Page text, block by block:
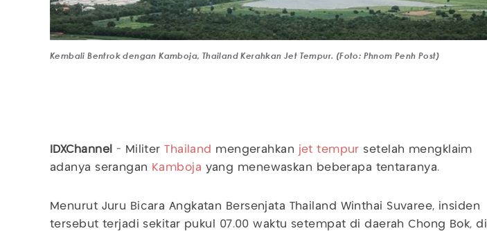
Kembali Bentrok dengan Kamboja, Thailand Kerahkan Jet Tempur. (Foto: Phnom Penh Post)
IDXChannel - Militer Thailand mengerahkan jet tempur setelah mengklaim
adanya serangan Kamboja yang menewaskan beberapa tentaranya.
Menurut Juru Bicara Angkatan Bersenjata Thailand Winthai Suvaree, insiden
tersebut terjadi sekitar pukul 07.00 waktu setempat di daerah Chong Bok, di